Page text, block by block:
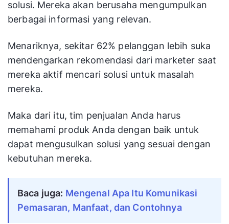
solusi. Mereka akan berusaha mengumpulkan
berbagai informasi yang relevan.
Menariknya, sekitar 62% pelanggan lebih suka
mendengarkan rekomendasi dari marketer saat
mereka aktif mencari solusi untuk masalah
mereka.
Maka dari itu, tim penjualan Anda harus
memahami produk Anda dengan baik untuk
dapat mengusulkan solusi yang sesuai dengan
kebutuhan mereka.
Baca juga: Mengenal Apa Itu Komunikasi
Pemasaran, Manfaat, dan Contohnya